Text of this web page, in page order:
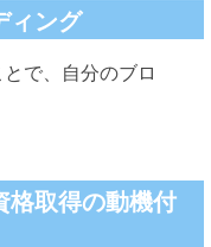
ィング
で、自分のブロ
格取得の動機付